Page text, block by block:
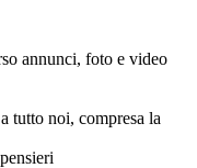
annunci, foto e video
tutto noi, compresa la